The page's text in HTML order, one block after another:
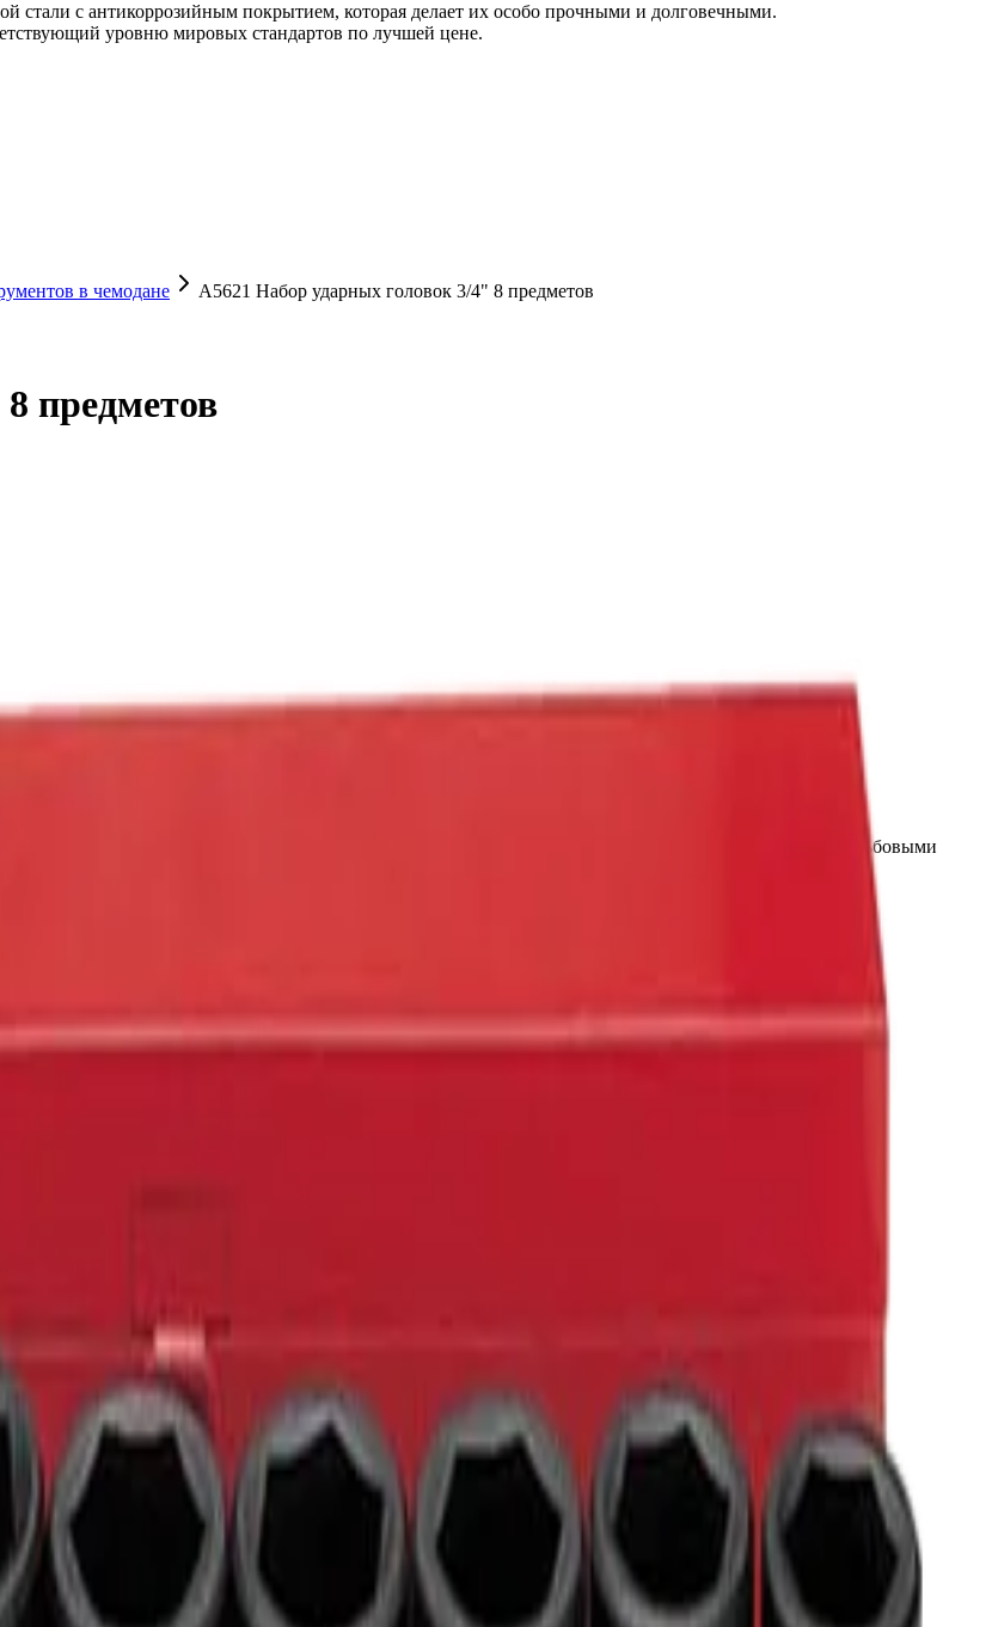
стали с антикоррозийным покрытием, которая делает их особо прочными и долговечными.
уровню мировых стандартов по лучшей цене.
в чемодане
A5621 Набор ударных головок 3/4" 8 предметов
предметов
профессиональный автонабор высокого качества.
работ с механическим приводом ударного действия высоконагруженными или осложненными резьбовыми
стали с антикоррозийным покрытием, которая делает их особо прочными и долговечными.
уровню мировых стандартов по лучшей цене.